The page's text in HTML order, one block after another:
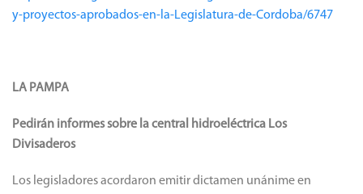
y-proyectos-aprobados-en-la-Legislatura-de-Cordoba/6747
LA PAMPA
Pedirán informes sobre la central hidroeléctrica Los
Divisaderos
Los legisladores acordaron emitir dictamen unánime en